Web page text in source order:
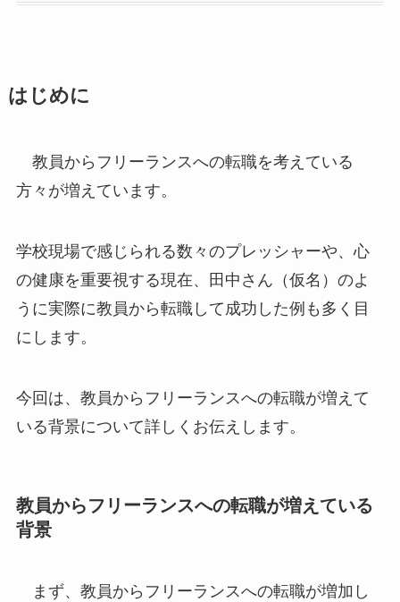
はじめに
教員からフリーランスへの転職を考えている
方々が増えています。
学校現場で感じられる数々のプレッシャーや、心
の健康を重要視する現在、田中さん（仮名）のよ
うに実際に教員から転職して成功した例も多く目
にします。
今回は、教員からフリーランスへの転職が増えて
いる背景について詳しくお伝えします。
教員からフリーランスへの転職が増えている
背景
まず、教員からフリーランスへの転職が増加し